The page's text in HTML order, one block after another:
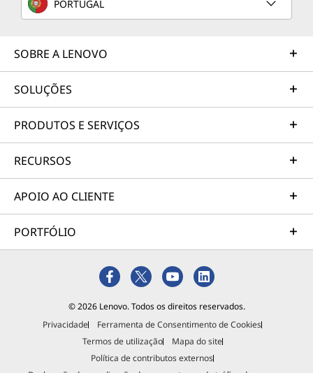
PORTUGAL
SOBRE A LENOVO
SOLUÇÕES
PRODUTOS E SERVIÇOS
RECURSOS
APOIO AO CLIENTE
PORTFÓLIO
© 2026 Lenovo. Todos os direitos reservados.
Privacidade
Ferramenta de Consentimento de Cookies
Termos de utilização
Mapa do site
Política de contributos externos